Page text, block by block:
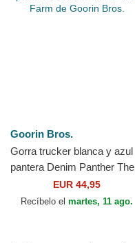
Goorin Bros.
Gorra trucker blanca y azul
pantera Denim Panther The
Farm de Goorin Bros.
EUR 44,95
Recíbelo el martes, 11 ago.